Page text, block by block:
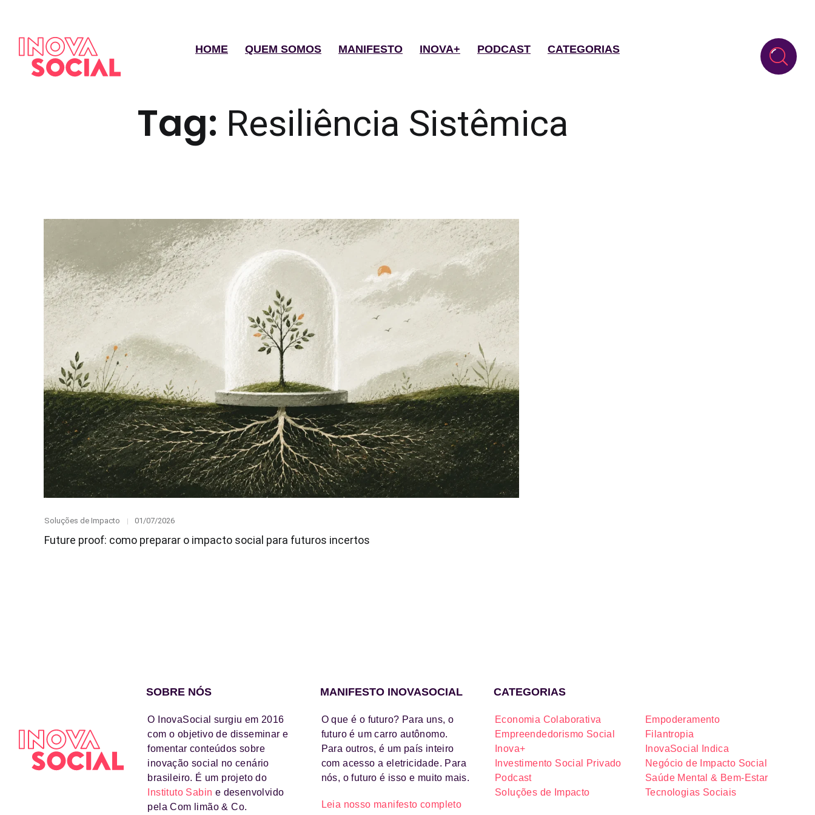
HOME QUEM SOMOS MANIFESTO INOVA+ PODCAST CATEGORIAS
Tag: Resiliência Sistêmica
Category
Soluções de Impacto
Posted
01/07/2026
Future proof: como preparar o impacto social para futuros incertos
SOBRE NÓS
O InovaSocial surgiu em 2016
com o objetivo de disseminar e
fomentar conteúdos sobre
inovação social no cenário
brasileiro. É um projeto do
Instituto Sabin e desenvolvido
pela Com limão & Co.
MANIFESTO INOVASOCIAL
O que é o futuro? Para uns, o
futuro é um carro autônomo.
Para outros, é um país inteiro
com acesso a eletricidade. Para
nós, o futuro é isso e muito mais.
Leia nosso manifesto completo
CATEGORIAS
Economia Colaborativa
Empoderamento
Empreendedorismo Social
Filantropia
Inova+
InovaSocial Indica
Investimento Social Privado
Negócio de Impacto Social
Podcast
Saúde Mental & Bem-Estar
Soluções de Impacto
Tecnologias Sociais